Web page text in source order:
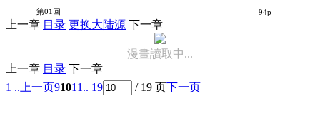
第01回 94p
上一章 目录 更换大陆源 下一章
漫畫讀取中...
上一章 目录 下一章
1 .. 上一页91011 .. 19 / 19 页下一页